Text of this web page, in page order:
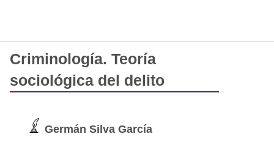
Criminología. Teoría
sociológica del delito
Germán Silva García